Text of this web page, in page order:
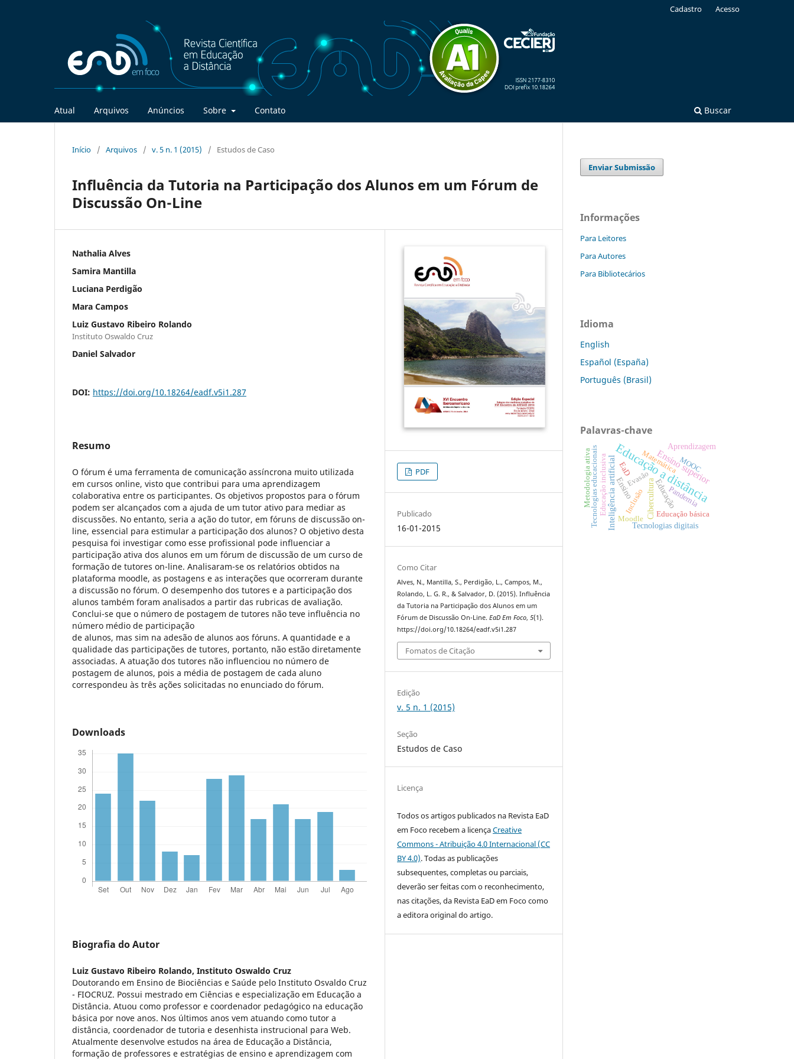
Atual Arquivos Anúncios Sobre Contato Buscar
Cadastro Acesso
Início / Arquivos / v. 5 n. 1 (2015) / Estudos de Caso
Influência da Tutoria na Participação dos Alunos em um Fórum de
Discussão On-Line
Nathalia Alves
Samira Mantilla
Luciana Perdigão
Mara Campos
Luiz Gustavo Ribeiro Rolando
Instituto Oswaldo Cruz
Daniel Salvador
DOI: https://doi.org/10.18264/eadf.v5i1.287
Resumo
O fórum é uma ferramenta de comunicação assíncrona muito utilizada
em cursos online, visto que contribui para uma aprendizagem
colaborativa entre os participantes. Os objetivos propostos para o fórum
podem ser alcançados com a ajuda de um tutor ativo para mediar as
discussões. No entanto, seria a ação do tutor, em fóruns de discussão on-
line, essencial para estimular a participação dos alunos? O objetivo desta
pesquisa foi investigar como esse profissional pode influenciar a
participação ativa dos alunos em um fórum de discussão de um curso de
formação de tutores on-line. Analisaram-se os relatórios obtidos na
plataforma moodle, as postagens e as interações que ocorreram durante
a discussão no fórum. O desempenho dos tutores e a participação dos
alunos também foram analisados a partir das rubricas de avaliação.
Conclui-se que o número de postagem de tutores não teve influência no
número médio de participação
de alunos, mas sim na adesão de alunos aos fóruns. A quantidade e a
qualidade das participações de tutores, portanto, não estão diretamente
associadas. A atuação dos tutores não influenciou no número de
postagem de alunos, pois a média de postagem de cada aluno
correspondeu às três ações solicitadas no enunciado do fórum.
Downloads
Biografia do Autor
Luiz Gustavo Ribeiro Rolando, Instituto Oswaldo Cruz
Doutorando em Ensino de Biociências e Saúde pelo Instituto Osvaldo Cruz
- FIOCRUZ. Possui mestrado em Ciências e especialização em Educação a
Distância. Atuou como professor e coordenador pedagógico na educação
básica por nove anos. Nos últimos anos vem atuando como tutor a
distância, coordenador de tutoria e desenhista instrucional para Web.
Atualmente desenvolve estudos na área de Educação a Distância,
formação de professores e estratégias de ensino e aprendizagem com
PDF
Publicado
16-01-2015
Como Citar
Alves, N., Mantilla, S., Perdigão, L., Campos, M.,
Rolando, L. G. R., & Salvador, D. (2015). Influência
da Tutoria na Participação dos Alunos em um
Fórum de Discussão On-Line.EaD Em Foco,5(1).
https://doi.org/10.18264/eadf.v5i1.287
Fomatos de Citação
Edição
v. 5 n. 1 (2015)
Seção
Estudos de Caso
Licença
Todos os artigos publicados na Revista EaD
em Foco recebem a licençaCreative
Commons - Atribuição 4.0 Internacional (CC
BY 4.0). Todas as publicações
subsequentes, completas ou parciais,
deverão ser feitas com o reconhecimento,
nas citações, da Revista EaD em Foco como
a editora original do artigo.
Enviar Submissão
Informações
Para Leitores
Para Autores
Para Bibliotecários
Idioma
English
Español (España)
Português (Brasil)
Palavras-chave
Educação a distância
Ensino superior
Inteligência artificial Educação
Ensino Cibercultura
Tecnologias digitais
EaD
Pandemia
Aprendizagem
Educação básica
Inclusão
Educação inclusiva MOOC
Evasão
Moodle
Tecnologias educacionais Matemática
Metodologia ativa